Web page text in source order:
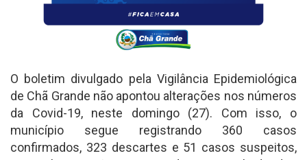
O boletim divulgado pela Vigilância Epidemiológica
de Chã Grande não apontou alterações nos números
da Covid-19, neste domingo (27). Com isso, o
município segue registrando 360 casos
confirmados, 323 descartes e 51 casos suspeitos,